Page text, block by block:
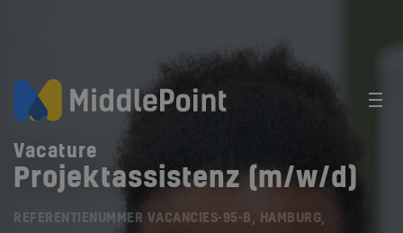
Vacature
Projektassistenz (m/w/d)
REFERENTIENUMMER VACANCIES-95-B, HAMBURG,